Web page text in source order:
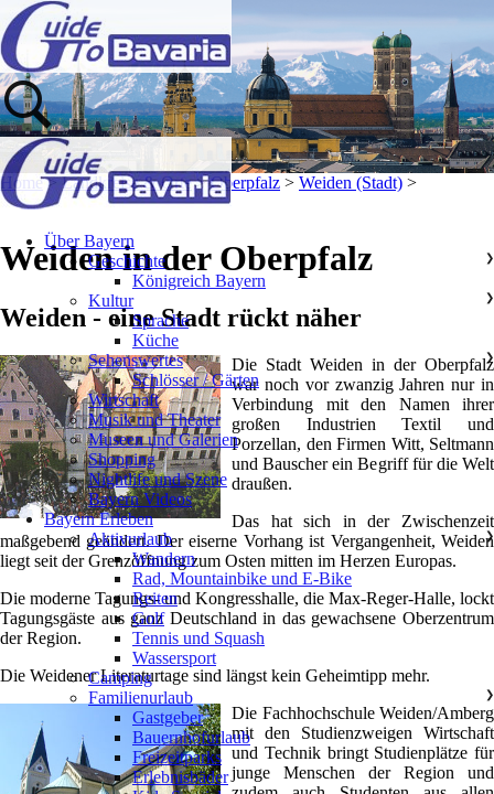
Home>Landkreise & Orte>Oberpfalz > Weiden (Stadt) >
Weiden in der Oberpfalz
Weiden - eine Stadt rückt näher
Die Stadt Weiden in der Oberpfalz
war noch vor zwanzig Jahren nur in
Verbindung mit den Namen ihrer
großen Industrien Textil und
Porzellan, den Firmen Witt, Seltmann
und Bauscher ein Begriff für die Welt
draußen.
Das hat sich in der Zwischenzeit
maßgebend geändert. Der eiserne Vorhang ist Vergangenheit, Weiden
liegt seit der Grenzöffnung zum Osten mitten im Herzen Europas.
Die moderne Tagungs- und Kongresshalle, die Max-Reger-Halle, lockt
Tagungsgäste aus ganz Deutschland in das gewachsene Oberzentrum
der Region.
Die Weidener Literaturtage sind längst kein Geheimtipp mehr.
Die Fachhochschule Weiden/Amberg
mit den Studienzweigen Wirtschaft
und Technik bringt Studienplätze für
junge Menschen der Region und
Über Bayern
Geschichte
❯
Königreich Bayern
Kultur
❯
Sprache
Küche
Sehenswertes
❯
Schlösser / Gärten
Wirtschaft
Musik und Theater
Museen und Galerien
Shopping
Nightlife und Szene
Bayern Videos
Bayern Erleben
Aktivurlaub
❯
Wandern
Rad, Mountainbike und E-Bike
Reiten
Golf
Tennis und Squash
Wassersport
Camping
Familienurlaub
❯
Gastgeber
Bauernhofurlaub
Freizeitparks
Erlebnisbäder